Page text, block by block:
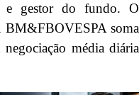
e gestor do fundo. O
BM&FBOVESPA soma
média diária